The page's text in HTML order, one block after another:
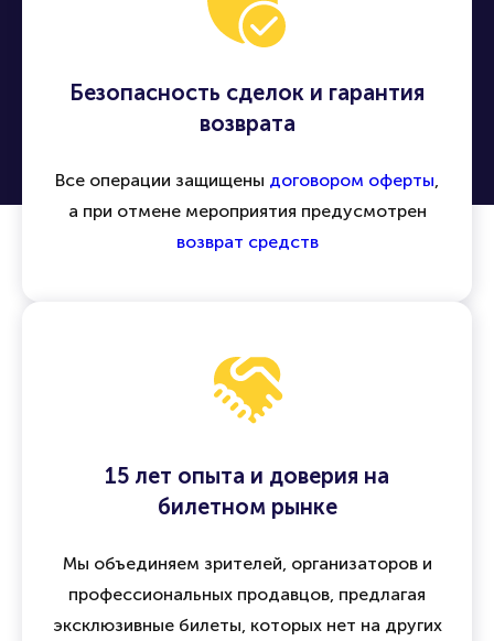
Безопасность сделок и гарантия
возврата
Все операции защищены договором оферты,
а при отмене мероприятия предусмотрен
возврат средств
15 лет опыта и доверия на
билетном рынке
Мы объединяем зрителей, организаторов и
профессиональных продавцов, предлагая
эксклюзивные билеты, которых нет на других